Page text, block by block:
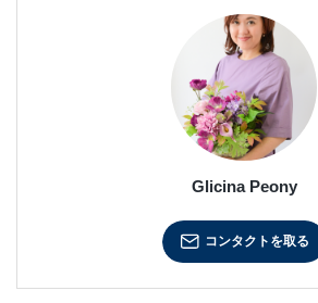
Glicina Peony
コンタクトを取る